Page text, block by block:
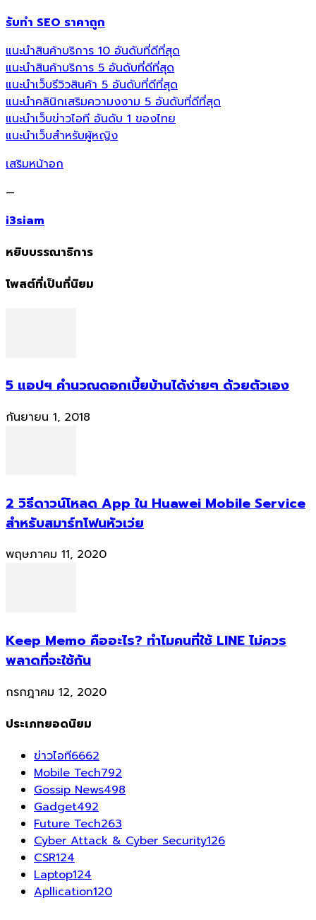
รับทำ SEO ราคาถูก
แนะนำสินค้าบริการ 10 อันดับที่ดีที่สุด
แนะนำสินค้าบริการ 5 อันดับที่ดีที่สุด
แนะนำเว็บรีวิวสินค้า 5 อันดับที่ดีที่สุด
แนะนำคลินิกเสริมความงงาม 5 อันดับที่ดีที่สุด
แนะนำเว็บข่าวไอที อันดับ 1 ของไทย
แนะนำเว็บสำหรับผู้หญิง
เสริมหน้าอก
—
i3siam
หยิบบรรณาธิการ
โพสต์ที่เป็นที่นิยม
5 แอปฯ คำนวณดอกเบี้ยบ้านได้ง่ายๆ ด้วยตัวเอง
กันยายน 1, 2018
2 วิธีดาวน์โหลด App ใน Huawei Mobile Service
สำหรับสมาร์ทโฟนหัวเว่ย
พฤษภาคม 11, 2020
Keep Memo คืออะไร? ทำไมคนที่ใช้ LINE ไม่ควร
พลาดที่จะใช้กัน
กรกฎาคม 12, 2020
ประเภทยอดนิยม
ข่าวไอที6662
Mobile Tech792
Gossip News498
Gadget492
Future Tech263
Cyber Attack & Cyber Security126
CSR124
Laptop124
Apllication120